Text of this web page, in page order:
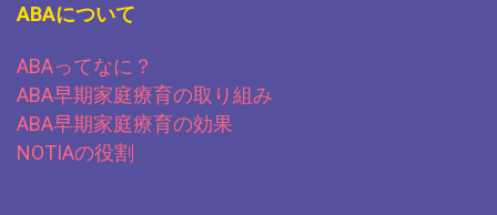
ABAについて
ABAってなに？
ABA早期家庭療育の取り組み
ABA早期家庭療育の効果
NOTIAの役割